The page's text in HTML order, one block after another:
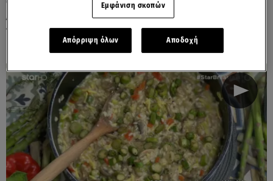
Απολαυστικό πρωτεϊνικό vegan παγωτό: Το
πιο ιδανικό επιδόρπιο
Εμφάνιση σκοπών
Απόρριψη όλων Αποδοχή